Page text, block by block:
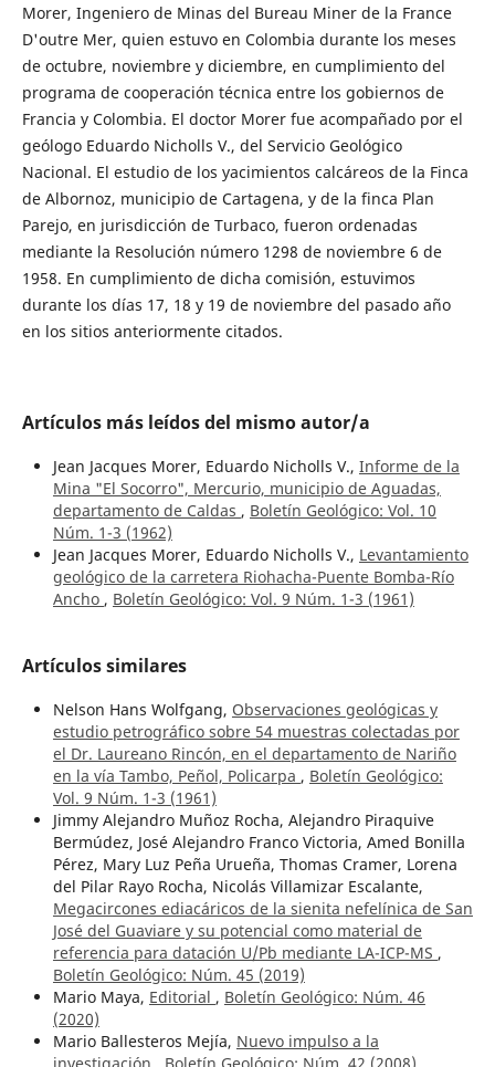
Morer, Ingeniero de Minas del Bureau Miner de la France
D'outre Mer, quien estuvo en Colombia durante los meses
de octubre, noviembre y diciembre, en cumplimiento del
programa de cooperación técnica entre los gobiernos de
Francia y Colombia. El doctor Morer fue acompañado por el
geólogo Eduardo Nicholls V., del Servicio Geológico
Nacional. El estudio de los yacimientos calcáreos de la Finca
de Albornoz, municipio de Cartagena, y de la finca Plan
Parejo, en jurisdicción de Turbaco, fueron ordenadas
mediante la Resolución número 1298 de noviembre 6 de
1958. En cumplimiento de dicha comisión, estuvimos
durante los días 17, 18 y 19 de noviembre del pasado año
en los sitios anteriormente citados.
Artículos más leídos del mismo autor/a
Jean Jacques Morer, Eduardo Nicholls V., Informe de la
Mina "El Socorro", Mercurio, municipio de Aguadas,
departamento de Caldas , Boletín Geológico: Vol. 10
Núm. 1-3 (1962)
Jean Jacques Morer, Eduardo Nicholls V., Levantamiento
geológico de la carretera Riohacha-Puente Bomba-Río
Ancho , Boletín Geológico: Vol. 9 Núm. 1-3 (1961)
Artículos similares
Nelson Hans Wolfgang, Observaciones geológicas y
estudio petrográfico sobre 54 muestras colectadas por
el Dr. Laureano Rincón, en el departamento de Nariño
en la vía Tambo, Peñol, Policarpa , Boletín Geológico:
Vol. 9 Núm. 1-3 (1961)
Jimmy Alejandro Muñoz Rocha, Alejandro Piraquive
Bermúdez, José Alejandro Franco Victoria, Amed Bonilla
Pérez, Mary Luz Peña Urueña, Thomas Cramer, Lorena
del Pilar Rayo Rocha, Nicolás Villamizar Escalante,
Megacircones ediacáricos de la sienita nefelínica de San
José del Guaviare y su potencial como material de
referencia para datación U/Pb mediante LA-ICP-MS ,
Boletín Geológico: Núm. 45 (2019)
Mario Maya, Editorial , Boletín Geológico: Núm. 46
(2020)
Mario Ballesteros Mejía, Nuevo impulso a la